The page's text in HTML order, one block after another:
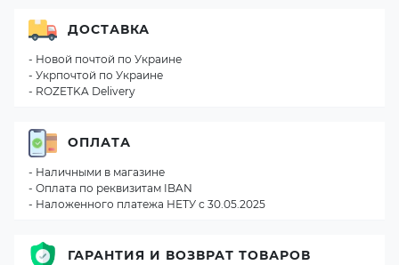
ДОСТАВКА
- Новой почтой по Украине
- Укрпочтой по Украине
- ROZETKA Delivery
ОПЛАТА
- Наличными в магазине
- Оплата по реквизитам IBAN
- Наложенного платежа НЕТУ с 30.05.2025
ГАРАНТИЯ И ВОЗВРАТ ТОВАРОВ